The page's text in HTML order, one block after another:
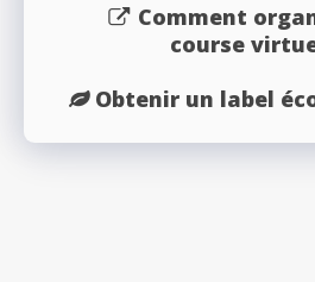
Comment
course
Obtenir un label